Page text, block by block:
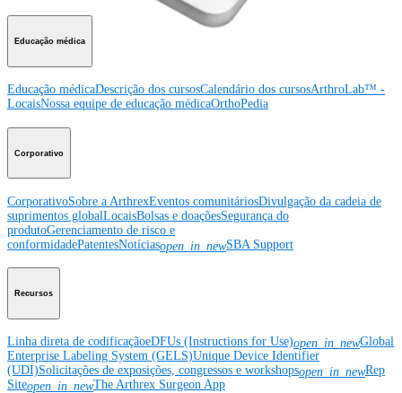
Educação médica
Educação médicaDescrição dos cursosCalendário dos cursosArthroLab™ -
LocaisNossa equipe de educação médicaOrthoPedia
Corporativo
CorporativoSobre a ArthrexEventos comunitáriosDivulgação da cadeia de
suprimentos globalLocaisBolsas e doaçõesSegurança do
produtoGerenciamento de risco e
conformidadePatentesNotíciasopen_in_newSBA Support
Recursos
Linha direta de codificaçãoeDFUs (Instructions for Use)open_in_newGlobal
Enterprise Labeling System (GELS)Unique Device Identifier
(UDI)Solicitações de exposições, congressos e workshopsopen_in_newRep
Siteopen_in_newThe Arthrex Surgeon App